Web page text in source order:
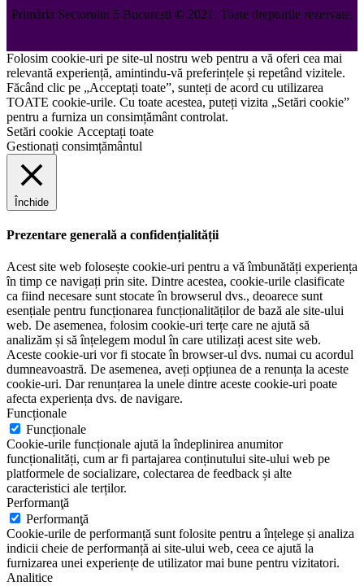
Primăria Sectorului 5 București ©️2021. Toate drepturile rezervate.
Folosim cookie-uri pe site-ul nostru web pentru a vă oferi cea mai
relevantă experiență, amintindu-vă preferințele și repetând vizitele.
Făcând clic pe „Acceptați toate”, sunteți de acord cu utilizarea
TOATE cookie-urile. Cu toate acestea, puteți vizita „Setări cookie”
pentru a furniza un consimțământ controlat.
Setări cookie Acceptați toate
Gestionați consimțământul
Închide
Prezentare generală a confidențialității
Acest site web folosește cookie-uri pentru a vă îmbunătăți experiența
în timp ce navigați prin site. Dintre acestea, cookie-urile clasificate
ca fiind necesare sunt stocate în browserul dvs., deoarece sunt
esențiale pentru funcționarea funcționalităților de bază ale site-ului
web. De asemenea, folosim cookie-uri terțe care ne ajută să
analizăm și să înțelegem modul în care utilizați acest site web.
Aceste cookie-uri vor fi stocate în browser-ul dvs. numai cu acordul
dumneavoastră. De asemenea, aveți opțiunea de a renunța la aceste
cookie-uri. Dar renunțarea la unele dintre aceste cookie-uri poate
afecta experiența dvs. de navigare.
Funcționale
Funcționale
Cookie-urile funcționale ajută la îndeplinirea anumitor
funcționalități, cum ar fi partajarea conținutului site-ului web pe
platformele de socializare, colectarea de feedback și alte
caracteristici ale terților.
Performanţă
Performanţă
Cookie-urile de performanță sunt folosite pentru a înțelege și analiza
indicii cheie de performanță ai site-ului web, ceea ce ajută la
furnizarea unei experiențe de utilizator mai bune pentru vizitatori.
Analitice